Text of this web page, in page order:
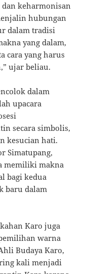
keharmonisan
hubungan
dalam tradisi
yang dalam,
cara yang harus
ujar beliau.
dalam
upacara
secara simbolis,
kesucian hati.
Simatupang,
memiliki makna
bagi kedua
baru dalam
Karo juga
warna
Budaya Karo,
kali menjadi